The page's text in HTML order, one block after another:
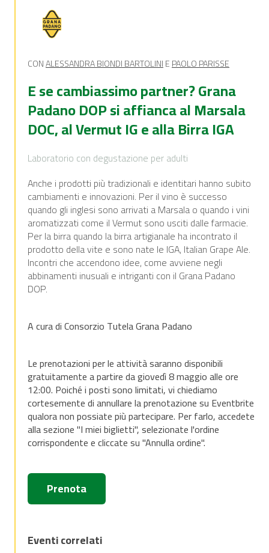
CONALESSANDRA BIONDI BARTOLINIEPAOLO PARISSE
E se cambiassimo partner? Grana
Padano DOP si affianca al Marsala
DOC, al Vermut IG e alla Birra IGA
Laboratorio con degustazione per adulti
Anche i prodotti più tradizionali e identitari hanno subito
cambiamenti e innovazioni. Per il vino è successo
quando gli inglesi sono arrivati a Marsala o quando i vini
aromatizzati come il Vermut sono usciti dalle farmacie.
Per la birra quando la birra artigianale ha incontrato il
prodotto della vite e sono nate le IGA, Italian Grape Ale.
Incontri che accendono idee, come avviene negli
abbinamenti inusuali e intriganti con il Grana Padano
DOP.
A cura diConsorzio Tutela Grana Padano
Le prenotazioni per le attività saranno disponibili
gratuitamente a partire da giovedì 8 maggio alle ore
12:00. Poiché i posti sono limitati, vi chiediamo
cortesemente di annullare la prenotazione su Eventbrite
qualora non possiate più partecipare. Per farlo, accedete
alla sezione "I miei biglietti", selezionate l'ordine
corrispondente e cliccate su "Annulla ordine".
Prenota
Eventi correlati